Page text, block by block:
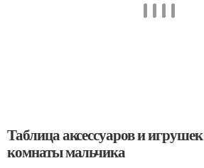
Таблица аксессуаров и игрушек
комнаты мальчика